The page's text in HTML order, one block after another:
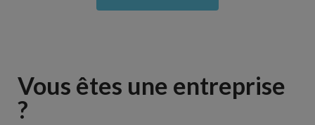
Vous êtes une entreprise
?